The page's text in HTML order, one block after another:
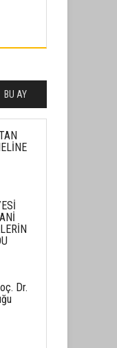
BU AY
Dr.